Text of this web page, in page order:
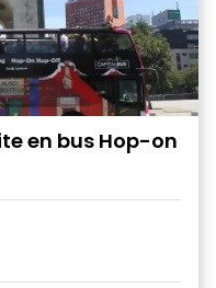
en bus Hop-on